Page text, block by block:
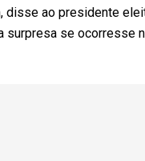
ao presidente
surpresa se ocorresse